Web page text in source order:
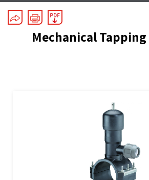
Mechanical Tapping